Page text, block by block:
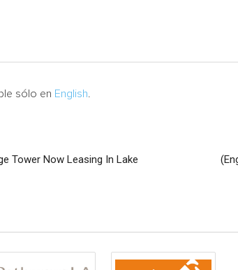
sólo en English
Tower Now Leasing In Lake